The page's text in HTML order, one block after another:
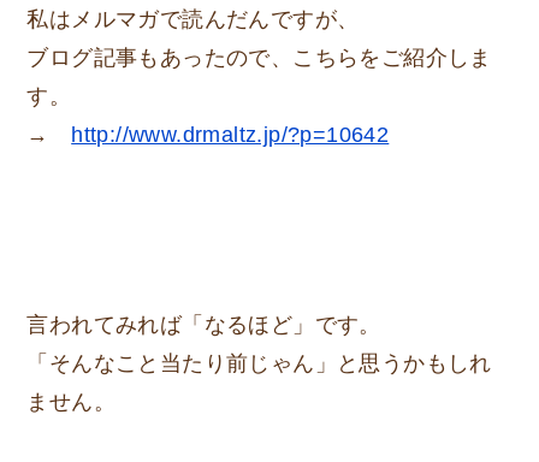
私はメルマガで読んだんですが、
ブログ記事もあったので、こちらをご紹介しま
す。
→ http://www.drmaltz.jp/?p=10642
言われてみれば「なるほど」です。
「そんなこと当たり前じゃん」と思うかもしれ
ません。